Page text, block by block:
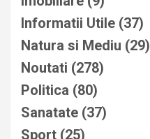
Informatii Utile (37)
Natura si Mediu (29)
Noutati (278)
Politica (80)
Sanatate (37)
Sport (25)